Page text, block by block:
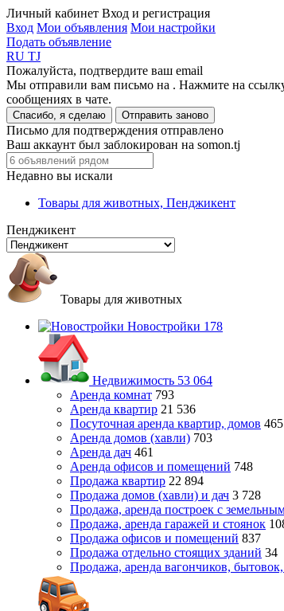
Личный кабинет Вход и регистрация
Вход Мои объявления Мои настройки
Подать объявление
RU TJ
Пожалуйста, подтвердите ваш email
Мы отправили вам письмо на . Нажмите на
сообщениях в чате.
Спасибо, я сделаю Отправить заново
Письмо для подтверждения отправлено
Ваш аккаунт был заблокирован на somon.tj
Недавно вы искали
Товары для животных, Пенджикент
Пенджикент
Товары для животных
Новостройки 178
Недвижимость 53 064
Аренда комнат 793
Аренда квартир 21 536
Посуточная аренда квартир, домов 465
Аренда домов (хавли) 703
Аренда дач 461
Аренда офисов и помещений 748
Продажа квартир 22 894
Продажа домов (хавли) и дач 3 728
Продажа, аренда построек с
Продажа, аренда гаражей и стоянок
Продажа офисов и помещений 837
Продажа отдельно стоящих зданий 34
Продажа, аренда вагончиков,